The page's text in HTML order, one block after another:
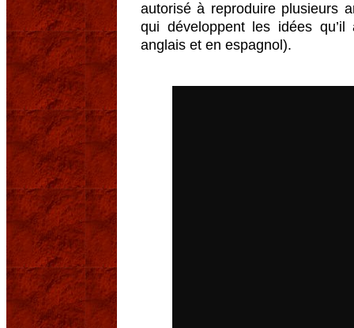
autorisé à reproduire plusieurs
qui développent les idées
anglais et en espagnol).